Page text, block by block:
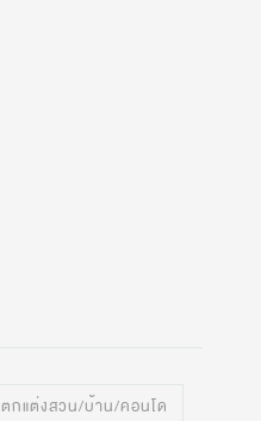
ตกแต่งสวน/บ้าน/คอนโด